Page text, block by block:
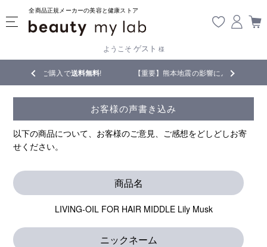
全商品正規メーカーの美容と健康ストア
ようこそ ゲスト 様
送料無料! 【重要】熊本地震の影響により遅延が生じております
お客様の声書き込み
以下の商品について、お客様のご意見、ご感想をどしどしお寄
せください。
商品名
LIVING-OIL FOR HAIR MIDDLE Lily Musk
ニックネーム